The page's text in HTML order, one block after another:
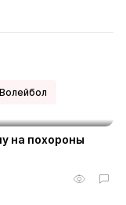
Волейбол
на похороны